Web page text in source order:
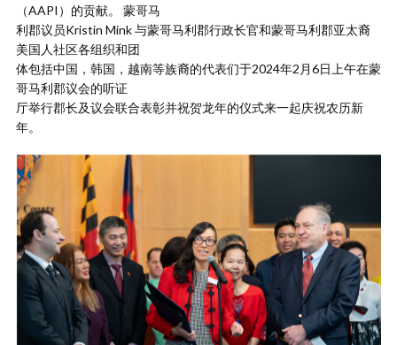
（AAPI）的贡献。 蒙哥马
利郡议员Kristin Mink 与蒙哥马利郡行政长官和蒙哥马利郡亚太裔
美国人社区各组织和团
体包括中国，韩国，越南等族裔的代表们于2024年2月6日上午在蒙
哥马利郡议会的听证
厅举行郡长及议会联合表彰并祝贺龙年的仪式来一起庆祝农历新
年。